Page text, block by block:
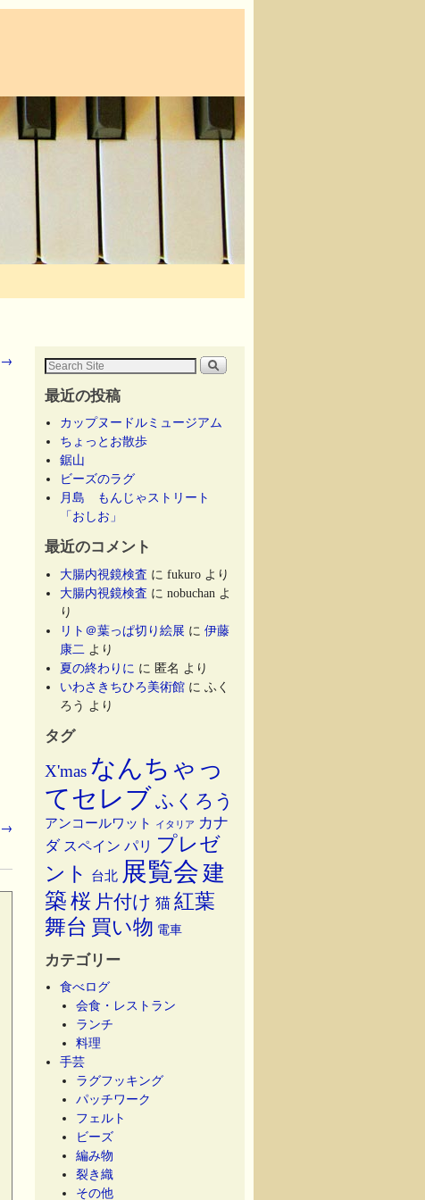
→
→
最近の投稿
カップヌードルミュージアム
ちょっとお散歩
鋸山
ビーズのラグ
月島 もんじゃストリート
「おしお」
最近のコメント
大腸内視鏡検査 にfukuro より
大腸内視鏡検査 にnobuchan よ
り
リト＠葉っぱ切り絵展 に伊藤
康二 より
夏の終わりに に匿名 より
いわさきちひろ美術館 にふく
ろう より
タグ
X'mas なんちゃっ
てセレブ ふくろう
アンコールワット イタリア
カナ
ダ スペイン パリ プレゼ
ント
台北 展覧会 建
築桜 片付け 猫 紅葉
舞台 買い物 電車
カテゴリー
食べログ
会食・レストラン
ランチ
料理
手芸
ラグフッキング
パッチワーク
フェルト
ビーズ
編み物
裂き織
その他